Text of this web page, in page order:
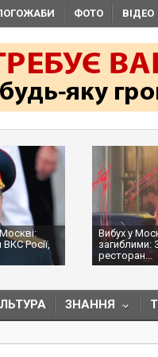
ФОТО ВІДЕО
Росії,
Вибух у
загиблими:
ресторан...
ЗНАННЯ